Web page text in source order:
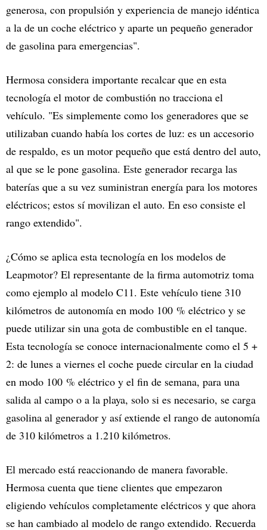
generosa, con propulsión y experiencia de manejo idéntica
a la de un coche eléctrico y aparte un pequeño generador
de gasolina para emergencias".
Hermosa considera importante recalcar que en esta
tecnología el motor de combustión no tracciona el
vehículo. "Es simplemente como los generadores que se
utilizaban cuando había los cortes de luz: es un accesorio
de respaldo, es un motor pequeño que está dentro del auto,
al que se le pone gasolina. Este generador recarga las
baterías que a su vez suministran energía para los motores
eléctricos; estos sí movilizan el auto. En eso consiste el
rango extendido".
¿Cómo se aplica esta tecnología en los modelos de
Leapmotor? El representante de la firma automotriz toma
como ejemplo al modelo C11. Este vehículo tiene 310
kilómetros de autonomía en modo 100 % eléctrico y se
puede utilizar sin una gota de combustible en el tanque.
Esta tecnología se conoce internacionalmente como el 5 +
2: de lunes a viernes el coche puede circular en la ciudad
en modo 100 % eléctrico y el fin de semana, para una
salida al campo o a la playa, solo si es necesario, se carga
gasolina al generador y así extiende el rango de autonomía
de 310 kilómetros a 1.210 kilómetros.
El mercado está reaccionando de manera favorable.
Hermosa cuenta que tiene clientes que empezaron
eligiendo vehículos completamente eléctricos y que ahora
se han cambiado al modelo de rango extendido. Recuerda